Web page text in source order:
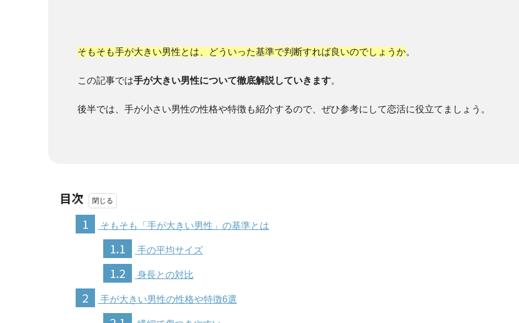
そもそも手が大きい男性とは、どういった基準で判断すれば良いのでしょうか。
この記事では手が大きい男性について徹底解説していきます。
後半では、手が小さい男性の性格や特徴も紹介するので、ぜひ参考にして恋活に役立てましょう。
目次
1
そもそも「手が大きい男性」の基準とは
1.1 手の平均サイズ
1.2 身長との対比
2 手が大きい男性の性格や特徴6選